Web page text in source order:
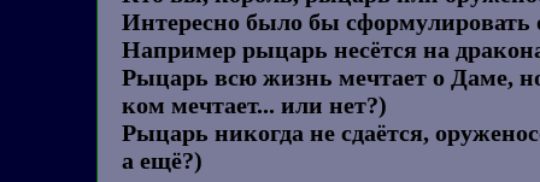
Интересно было бы сформулировать
Например рыцарь несётся на
Рыцарь всю жизнь мечтает о Даме,
ком мечтает... или нет?)
Рыцарь никогда не сдаётся,
а ещё?)